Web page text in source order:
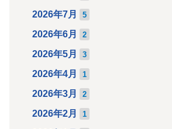
2026年7月 5
2026年6月 2
2026年5月 3
2026年4月 1
2026年3月 2
2026年2月 1